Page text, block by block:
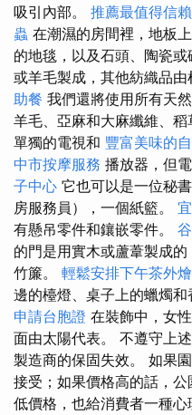
吸引內部。 推薦最值得信
蟲 在潮濕的房間裡，地板
的地毯，以及石頭、陶瓷或
或羊毛製成，其他紡織品由
助餐 我們還將使用所有天
羊毛、亞麻和大麻纖維、
單獨的電視和 豐富美味的
中市按摩服務 播放器，但
子中心 它也可以是一位秘
房服務員），一個紙籃。
有懸吊零件和鑲嵌零件。
的門是用實木或蘆葦製成
竹簾。 輕鬆安排下午茶外燴
邊的檯燈、桌子上的蠟燭和
申請台胞證 在裝飾中，女
面由太陽代表。 不遵守上
製造商的保固失效。 如果
接受；如果價格高的話，
低價格，也給消費者一種